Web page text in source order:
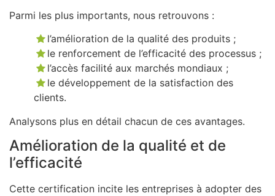
Parmi les plus importants, nous retrouvons :
l’amélioration de la qualité des produits ;
le renforcement de l’efficacité des processus ;
l’accès facilité aux marchés mondiaux ;
le développement de la satisfaction des
clients.
Analysons plus en détail chacun de ces avantages.
Amélioration de la qualité et de
l’efficacité
Cette certification incite les entreprises à adopter des